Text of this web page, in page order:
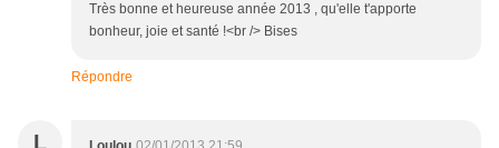
Très bonne et heureuse année 2013 , qu'elle t'apporte
bonheur, joie et santé !<br /> Bises
Répondre
L